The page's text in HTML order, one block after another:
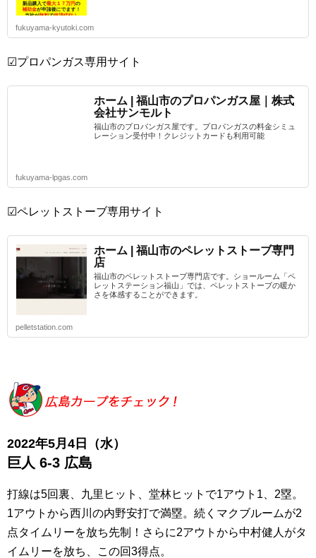
fukuyama-kyutoki.com
☑プロパンガス専用サイト
ホーム | 福山市のプロパンガス屋｜株式
会社サンモルト
福山市のプロパンガス屋です。プロパンガスの料金シミュ
レーション受付中！クレジットカードも利用可能
fukuyama-lpgas.com
☑ペレットストーブ専用サイト
ホーム | 福山市のペレットストーブ専門
店
福山市のペレットストーブ専門店です。ショールーム「ペ
レットステーション福山」では、ペレットストーブの暖か
さを体感することができます。
pelletstation.com
2022年5月4日（水）
巨人 6-3 広島
打線は5回裏、九里ヒット、堂林ヒットで1アウト1、2塁。
1アウトから西川の内野安打で満塁。続くマクブルームが2
点タイムリーを放ち先制！さらに2アウトから中村健人がタ
イムリーを放ち、この回3得点。